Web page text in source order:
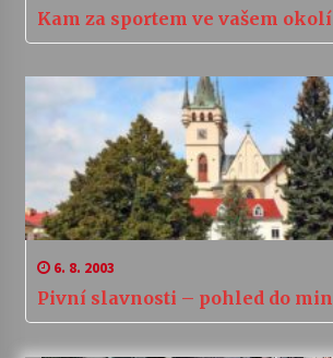
Kam za sportem ve vašem okolí
6. 8. 2003